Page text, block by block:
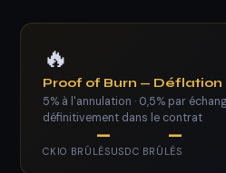
🔥
Proof of Burn —
5% à l'annulation · 0,5% par
définitivement dans le contrat
—
CKIO BRÛLÉS
—
USDC BRÛLÉS